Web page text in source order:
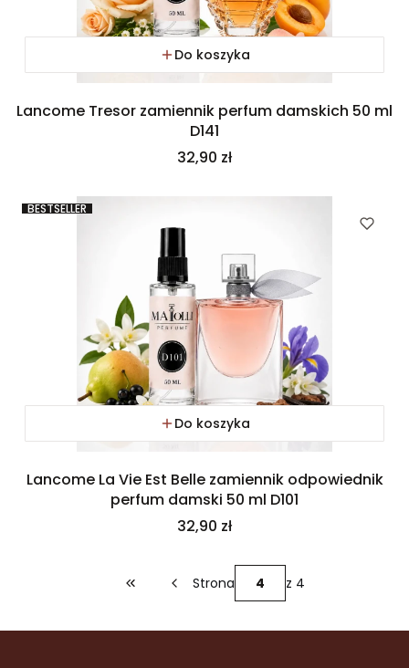
Do koszyka
Lancome Tresor zamiennik perfum damskich 50 ml
D141
Cena
32,90 zł
BESTSELLER
Do koszyka
Lancome La Vie Est Belle zamiennik odpowiednik
perfum damski 50 ml D101
Cena
32,90 zł
Wróć do pierwszej strony z produktami
Strona z 4